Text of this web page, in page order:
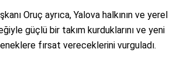
Oruç ayrıca, Yalova halkının ve yerel
güçlü bir takım kurduklarını ve yeni
fırsat vereceklerini vurguladı.